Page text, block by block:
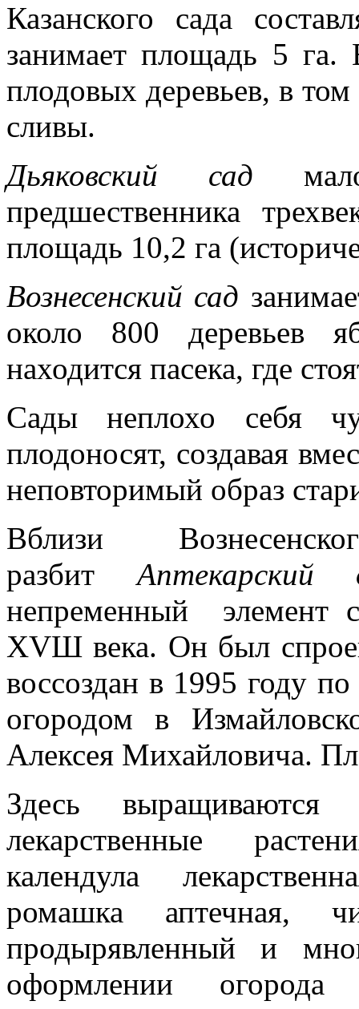
Казанского сада
занимает площадь 5 га.
плодовых деревьев, в
сливы.
Дьяковский сад
предшественника
площадь 10,2 га
Вознесенский сад
около 800 деревьев
находится пасека, где
Сады неплохо себя
плодоносят, создавая
неповторимый образ
Вблизи
разбитАптекарский
непременный элемент
ХVШ века. Он был
воссоздан в 1995 году
огородом в
Алексея Михайловича.
Здесь
лекарственные
календула
ромашка аптечная,
продырявленный и
оформлении